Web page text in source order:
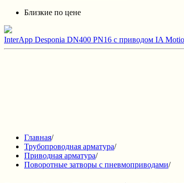
Близкие по цене
InterApp Desponia DN400 PN16 с приводом IA
Главная/
Трубопроводная арматура/
Приводная арматура/
Поворотные затворы с пневмоприводами/